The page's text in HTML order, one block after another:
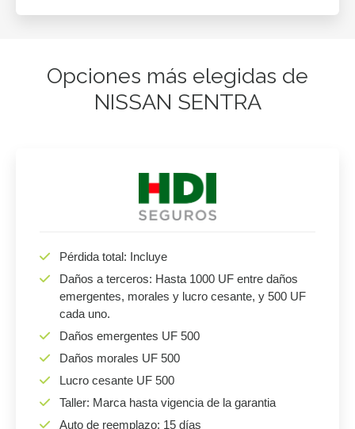
Opciones más elegidas de
NISSAN SENTRA
Pérdida total: Incluye
Daños a terceros: Hasta 1000 UF entre daños
emergentes, morales y lucro cesante, y 500 UF
cada uno.
Daños emergentes UF 500
Daños morales UF 500
Lucro cesante UF 500
Taller: Marca hasta vigencia de la garantia
Auto de reemplazo: 15 días